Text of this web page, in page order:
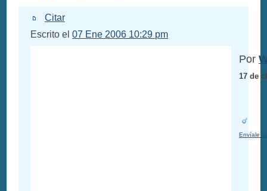
Citar
Escrito el07 Ene 2006 10:29 pm
Por
17 de
Envíale